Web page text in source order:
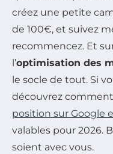
créez une petite
de 100€, et suivez
recommencez. Et
l’optimisation des
le socle de tout. Si
découvrez comment
position sur Google
valables pour 2026.
soient avec vous.